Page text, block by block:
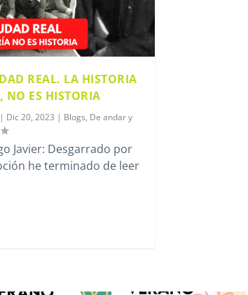
REAL. LA HISTORIA
ES HISTORIA
| Dic 20, 2023 | Blogs, De andar y
Javier: Desgarrado por
he terminado de leer